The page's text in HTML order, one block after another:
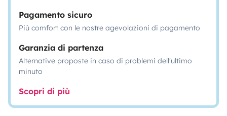
Pagamento sicuro
Più comfort con le nostre agevolazioni di pagamento
Garanzia di partenza
Alternative proposte in caso di problemi dell'ultimo
minuto
Scopri di più